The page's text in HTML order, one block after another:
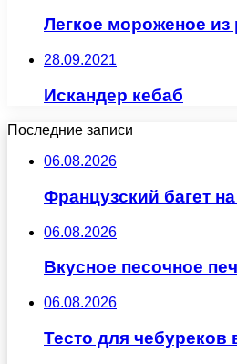
Легкое мороженое из
28.09.2021
Искандер кебаб
Последние записи
06.08.2026
Французский багет
06.08.2026
Вкусное песочное
06.08.2026
Тесто для чебуреков